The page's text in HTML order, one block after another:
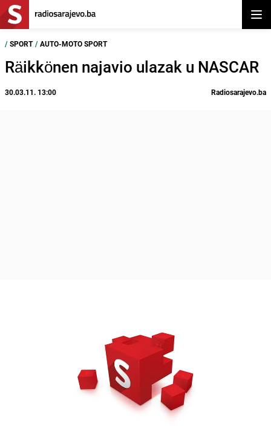
/ SPORT / AUTO-MOTO SPORT
Räikkönen najavio ulazak u NASCAR
30.03.11. 13:00 Radiosarajevo.ba